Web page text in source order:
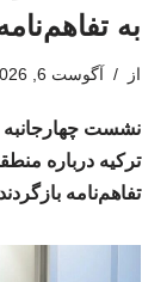
به
از آگوست 6, 2026
نشست چهارجانبه
ترکیه درباره
تفاهم‌نامه بازگردند